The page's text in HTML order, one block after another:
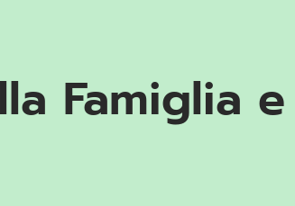
Famiglia